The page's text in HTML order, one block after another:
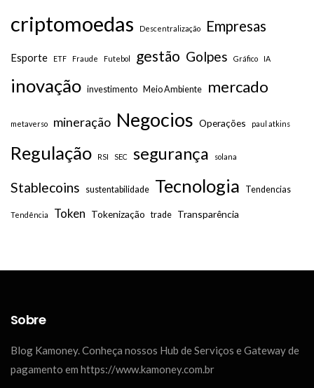
criptomoedas Descentralização Empresas
Esporte ETF Fraude Futebol gestão Golpes Gráfico IA
inovação investimento Meio Ambiente mercado
metaverso mineração Negocios Operações paul atkins
Regulação RSI SEC segurança solana
Stablecoins sustentabilidade Tecnologia Tendencias
Tendência Token Tokenização trade Transparência
Sobre
Blog Kamoney. Conheça nossos Hub de Serviços e Gateway de
pagamento em https://www.kamoney.com.br